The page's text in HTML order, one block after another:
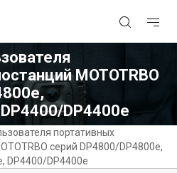
MOTOTRBO
DP4400e
портативных
серий DP4800/DP4800e,
DP4400/DP4400e